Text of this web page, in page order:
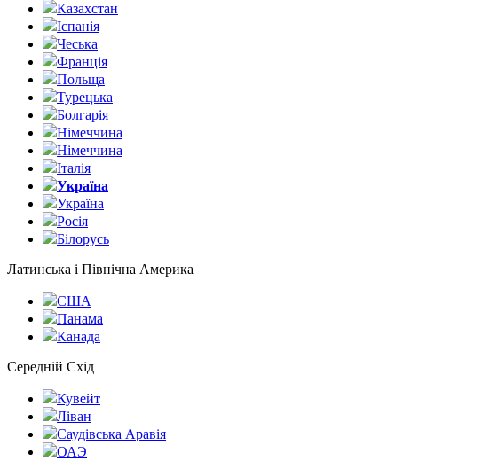
Казахстан
Іспанія
Чеська
Франція
Польща
Турецька
Болгарія
Німеччина
Німеччина
Італія
Україна
Україна
Росія
Білорусь
Латинська і Північна Америка
США
Панама
Канада
Середній Схід
Кувейт
Ліван
Саудівська Аравія
ОАЭ